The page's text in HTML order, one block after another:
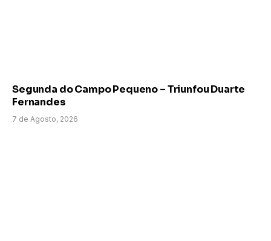
Segunda do Campo Pequeno – Triunfou Duarte
Fernandes
7 de Agosto, 2026